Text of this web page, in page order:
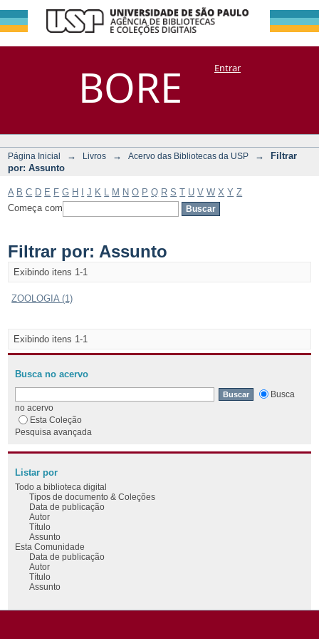
BORE
Filtrar por:
Assunto
DSpace/Manakin + CoriscoEntrar
Página Inicial → Livros → Acervo das Bibliotecas da USP →
Filtrar
por: Assunto
A B C D E F G H J K M N O P Q R S T U V W X Y Z
Começa com
Filtrar por: Assunto
Exibindo itens 1-1
ZOOLOGIA (1)
Exibindo itens 1-1
Busca no acervo
Busca
no acervo
Esta Coleção
Pesquisa avançada
Listar por
Todo a biblioteca digital
Tipos de documento & Coleções
Data de publicação
Autor
Título
Assunto
Esta Comunidade
Data de publicação
Autor
Título
Assunto